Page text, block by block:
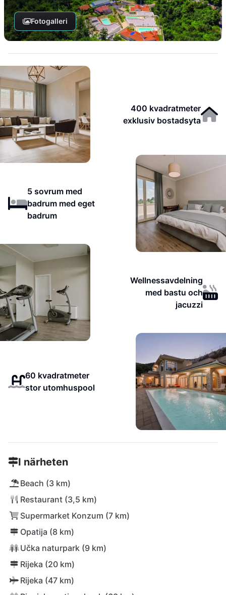
Fotogalleri
400 kvadratmeter
exklusiv bostadsyta
5 sovrum med
badrum med eget
badrum
Wellnessavdelning
med bastu och
jacuzzi
60 kvadratmeter
stor utomhuspool
I närheten
Beach (3 km)
Restaurant (3,5 km)
Supermarket Konzum (7 km)
Opatija (8 km)
Učka naturpark (9 km)
Rijeka (20 km)
Rijeka (47 km)